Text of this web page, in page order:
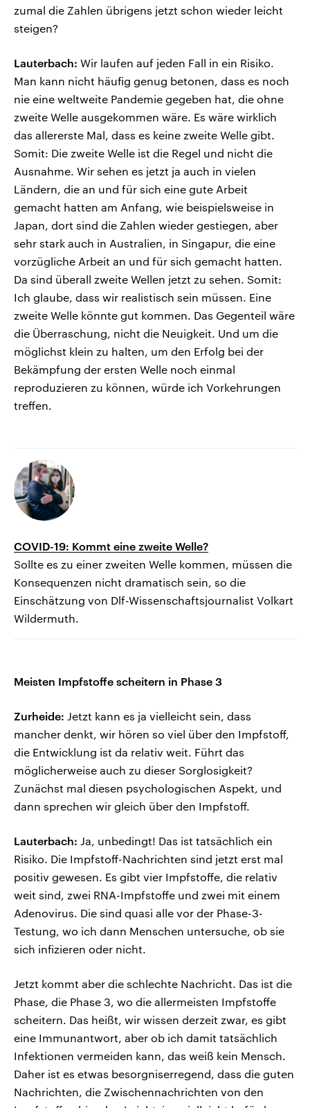
zumal die Zahlen übrigens jetzt schon wieder leicht
steigen?
Lauterbach: Wir laufen auf jeden Fall in ein Risiko.
Man kann nicht häufig genug betonen, dass es noch
nie eine weltweite Pandemie gegeben hat, die ohne
zweite Welle ausgekommen wäre. Es wäre wirklich
das allererste Mal, dass es keine zweite Welle gibt.
Somit: Die zweite Welle ist die Regel und nicht die
Ausnahme. Wir sehen es jetzt ja auch in vielen
Ländern, die an und für sich eine gute Arbeit
gemacht hatten am Anfang, wie beispielsweise in
Japan, dort sind die Zahlen wieder gestiegen, aber
sehr stark auch in Australien, in Singapur, die eine
vorzügliche Arbeit an und für sich gemacht hatten.
Da sind überall zweite Wellen jetzt zu sehen. Somit:
Ich glaube, dass wir realistisch sein müssen. Eine
zweite Welle könnte gut kommen. Das Gegenteil wäre
die Überraschung, nicht die Neuigkeit. Und um die
möglichst klein zu halten, um den Erfolg bei der
Bekämpfung der ersten Welle noch einmal
reproduzieren zu können, würde ich Vorkehrungen
treffen.
COVID-19: Kommt eine zweite Welle?
Sollte es zu einer zweiten Welle kommen, müssen die
Konsequenzen nicht dramatisch sein, so die
Einschätzung von Dlf-Wissenschaftsjournalist Volkart
Wildermuth.
Meisten Impfstoffe scheitern in Phase 3
Zurheide: Jetzt kann es ja vielleicht sein, dass
mancher denkt, wir hören so viel über den Impfstoff,
die Entwicklung ist da relativ weit. Führt das
möglicherweise auch zu dieser Sorglosigkeit?
Zunächst mal diesen psychologischen Aspekt, und
dann sprechen wir gleich über den Impfstoff.
Lauterbach: Ja, unbedingt! Das ist tatsächlich ein
Risiko. Die Impfstoff-Nachrichten sind jetzt erst mal
positiv gewesen. Es gibt vier Impfstoffe, die relativ
weit sind, zwei RNA-Impfstoffe und zwei mit einem
Adenovirus. Die sind quasi alle vor der Phase-3-
Testung, wo ich dann Menschen untersuche, ob sie
sich infizieren oder nicht.
Jetzt kommt aber die schlechte Nachricht. Das ist die
Phase, die Phase 3, wo die allermeisten Impfstoffe
scheitern. Das heißt, wir wissen derzeit zwar, es gibt
eine Immunantwort, aber ob ich damit tatsächlich
Infektionen vermeiden kann, das weiß kein Mensch.
Daher ist es etwas besorgniserregend, dass die guten
Nachrichten, die Zwischennachrichten von den